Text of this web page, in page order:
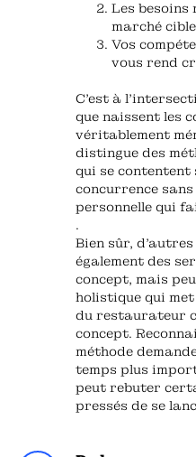
Les besoins
marché
Vos
vous rend
C'est à
que naissent les
véritablement
distingue des
qui se
concurrence
personnelle qui
.
Bien sûr,
également des
concept, mais
holistique qui
du restaurateur
concept.
méthode
temps plus
peut rebuter
pressés de se